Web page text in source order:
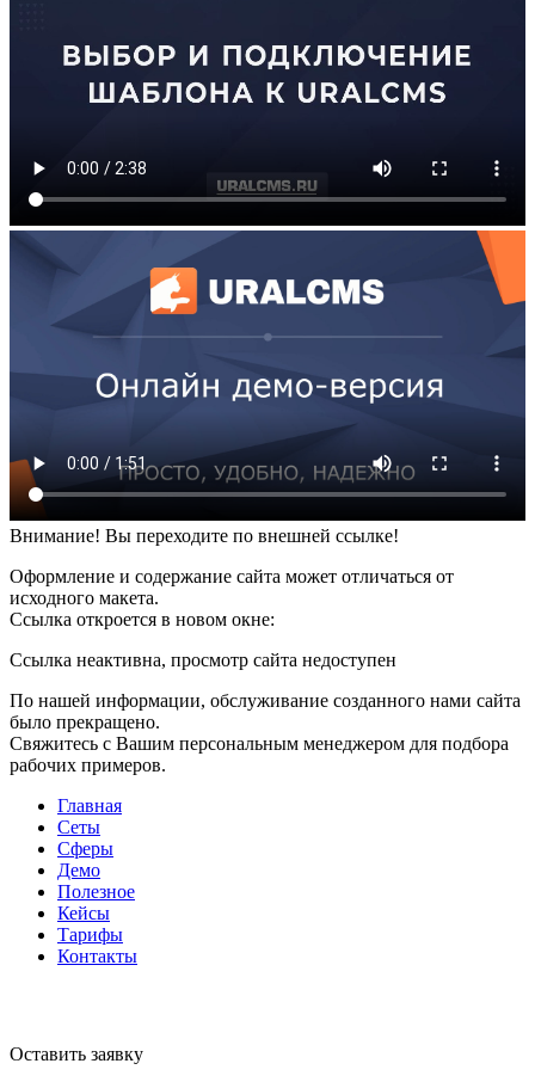
Внимание! Вы переходите по внешней ссылке!
Оформление и содержание сайта может отличаться от
исходного макета.
Ссылка откроется в новом окне:
Ссылка неактивна, просмотр сайта недоступен
По нашей информации, обслуживание созданного нами сайта
было прекращено.
Свяжитесь с Вашим персональным менеджером для подбора
рабочих примеров.
Главная
Сеты
Сферы
Демо
Полезное
Кейсы
Тарифы
Контакты
Оставить заявку